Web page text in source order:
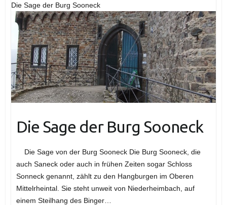
Die Sage der Burg Sooneck
Die Sage der Burg Sooneck
Die Sage von der Burg Sooneck Die Burg Sooneck, die
auch Saneck oder auch in frühen Zeiten sogar Schloss
Sonneck genannt, zählt zu den Hangburgen im Oberen
Mittelrheintal. Sie steht unweit von Niederheimbach, auf
einem Steilhang des Binger…